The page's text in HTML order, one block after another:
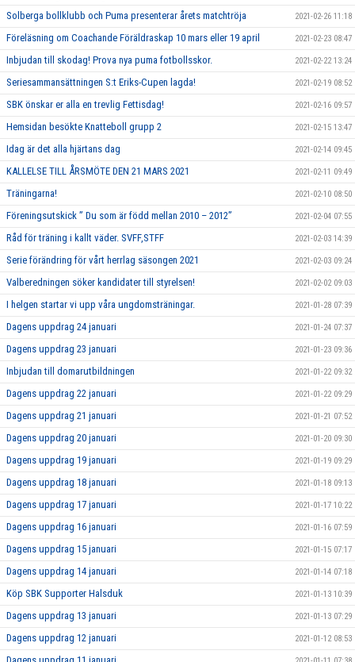
Solberga bollklubb och Puma presenterar årets matchtröja 2021-02-26 11:18
Föreläsning om Coachande Föräldraskap 10 mars eller 19 april 2021-02-23 08:47
Inbjudan till skodag! Prova nya puma fotbollsskor. 2021-02-22 13:24
Seriesammansättningen S:t Eriks-Cupen lagda! 2021-02-19 08:52
SBK önskar er alla en trevlig Fettisdag! 2021-02-16 09:57
Hemsidan besökte Knatteboll grupp 2 2021-02-15 13:47
Idag är det alla hjärtans dag 2021-02-14 09:45
KALLELSE TILL ÅRSMÖTE DEN 21 MARS 2021 2021-02-11 09:49
Träningarna! 2021-02-10 08:50
Föreningsutskick ” Du som är född mellan 2010 – 2012” 2021-02-04 07:55
Råd för träning i kallt väder. SVFF,STFF 2021-02-03 14:39
Serie förändring för vårt herrlag säsongen 2021 2021-02-03 09:24
Valberedningen söker kandidater till styrelsen! 2021-02-02 09:03
I helgen startar vi upp våra ungdomsträningar. 2021-01-28 07:39
Dagens uppdrag 24 januari 2021-01-24 07:37
Dagens uppdrag 23 januari 2021-01-23 09:36
Inbjudan till domarutbildningen 2021-01-22 09:32
Dagens uppdrag 22 januari 2021-01-22 09:29
Dagens uppdrag 21 januari 2021-01-21 07:52
Dagens uppdrag 20 januari 2021-01-20 09:30
Dagens uppdrag 19 januari 2021-01-19 09:29
Dagens uppdrag 18 januari 2021-01-18 09:13
Dagens uppdrag 17 januari 2021-01-17 10:22
Dagens uppdrag 16 januari 2021-01-16 07:59
Dagens uppdrag 15 januari 2021-01-15 07:17
Dagens uppdrag 14 januari 2021-01-14 07:18
Köp SBK Supporter Halsduk 2021-01-13 10:39
Dagens uppdrag 13 januari 2021-01-13 07:29
Dagens uppdrag 12 januari 2021-01-12 08:53